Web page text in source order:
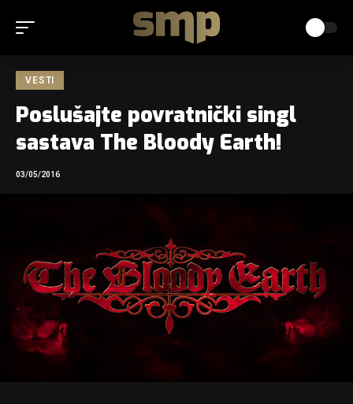
VESTI
Poslušajte povratnički singl
sastava The Bloody Earth!
03/05/2016